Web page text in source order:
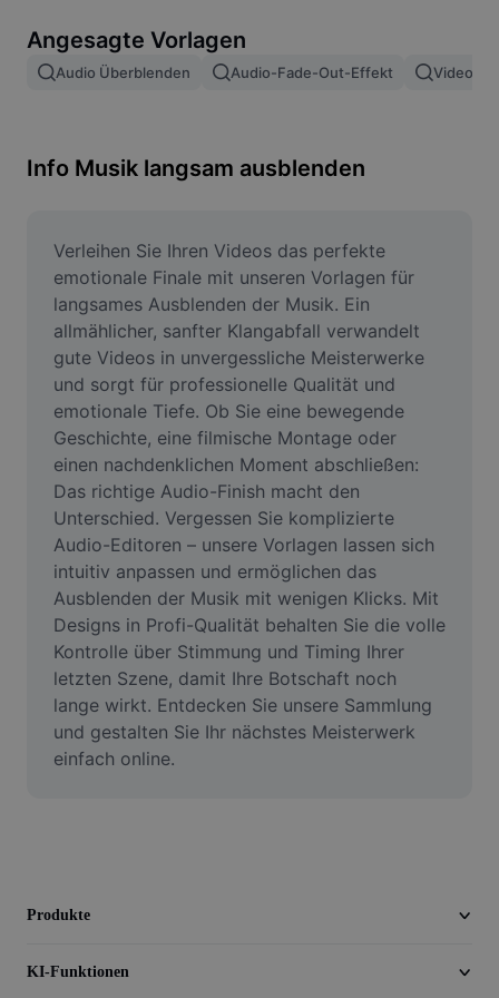
Bilder zusammenfügen
Bildgröße ändern
Meme-Generator
AI Text Remover
AI People Remover
AI Inpainting
Face Cutout
Video
Videohintergrund entfernen
Qualität verbessern
Videoeditor
Video zuschneiden
Untertitel zu Videos hinzufügen
Angesagte Vorlagen
Audio Überblenden Audio-Fade-Out-Effekt Video
Info Musik langsam ausblenden
Verleihen Sie Ihren Videos das perfekte
emotionale Finale mit unseren Vorlagen für
langsames Ausblenden der Musik. Ein
allmählicher, sanfter Klangabfall verwandelt
gute Videos in unvergessliche Meisterwerke
und sorgt für professionelle Qualität und
emotionale Tiefe. Ob Sie eine bewegende
Geschichte, eine filmische Montage oder
einen nachdenklichen Moment abschließen:
Das richtige Audio-Finish macht den
Unterschied. Vergessen Sie komplizierte
Audio-Editoren – unsere Vorlagen lassen sich
intuitiv anpassen und ermöglichen das
Ausblenden der Musik mit wenigen Klicks. Mit
Designs in Profi-Qualität behalten Sie die volle
Kontrolle über Stimmung und Timing Ihrer
letzten Szene, damit Ihre Botschaft noch
lange wirkt. Entdecken Sie unsere Sammlung
und gestalten Sie Ihr nächstes Meisterwerk
einfach online.
Produkte
KI-Funktionen